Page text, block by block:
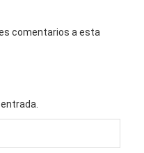
comentarios a esta